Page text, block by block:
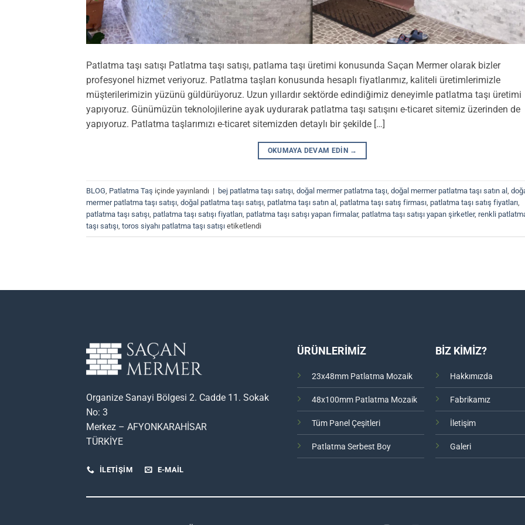
Patlatma taşı satışı Patlatma taşı satışı, patlama taşı üretimi konusunda Saçan Mermer olarak bizler
profesyonel hizmet veriyoruz. Patlatma taşları konusunda hesaplı fiyatlarımız, kaliteli üretimlerimizle
müşterilerimizin yüzünü güldürüyoruz. Uzun yıllardır sektörde edindiğimiz deneyimle patlatma taşı üretimi
yapıyoruz. Günümüzün teknolojilerine ayak uydurarak patlatma taşı satışını e-ticaret sitemiz üzerinden de
yapıyoruz. Patlatma taşlarımızı e-ticaret sitemizden detaylı bir şekilde […]
OKUMAYA DEVAM EDIN →
BLOG Patlatma Taş içinde yayınlandı | bej patlatma taşı satışı doğal mermer patlatma taşı doğal mermer patlatma taşı satın al
mermer patlatma taşı satışı doğal patlatma taşı satışı patlatma taşı satın al patlatma taşı satış firması patlatma taşı satış fiyatları
patlatma taşı satışı patlatma taşı satışı fiyatları patlatma taşı satışı yapan firmalar, patlatma taşı satışı yapan şirketler, renkli
taşı satışı toros siyahı patlatma taşı satışı etiketlendi
Organize Sanayi Bölgesi 2. Cadde 11. Sokak
No: 3
Merkez – AFYONKARAHİSAR
TÜRKİYE
İLETİŞİM E-MAIL
ÜRÜNLERİMİZ
23x48mm Patlatma Mozaik
48x100mm Patlatma Mozaik
Tüm Panel Çeşitleri
Patlatma Serbest Boy
BİZ KİMİZ?
Hakkımızda
Fabrikamız
İletişim
Galeri